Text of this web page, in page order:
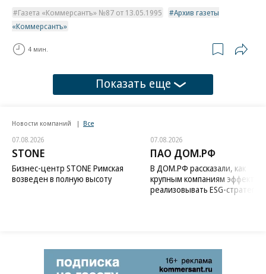
Газета «Коммерсантъ» №87 от 13.05.1995
Архив газеты
«Коммерсантъ»
4 мин.
Показать еще
Новости компаний Все
07.08.2026
STONE
Бизнес-центр STONE Римская
возведен в полную высоту
07.08.2026
ПАО ДОМ.РФ
В ДОМ.РФ рассказали, как
крупным компаниям
реализовывать ESG-стратегию